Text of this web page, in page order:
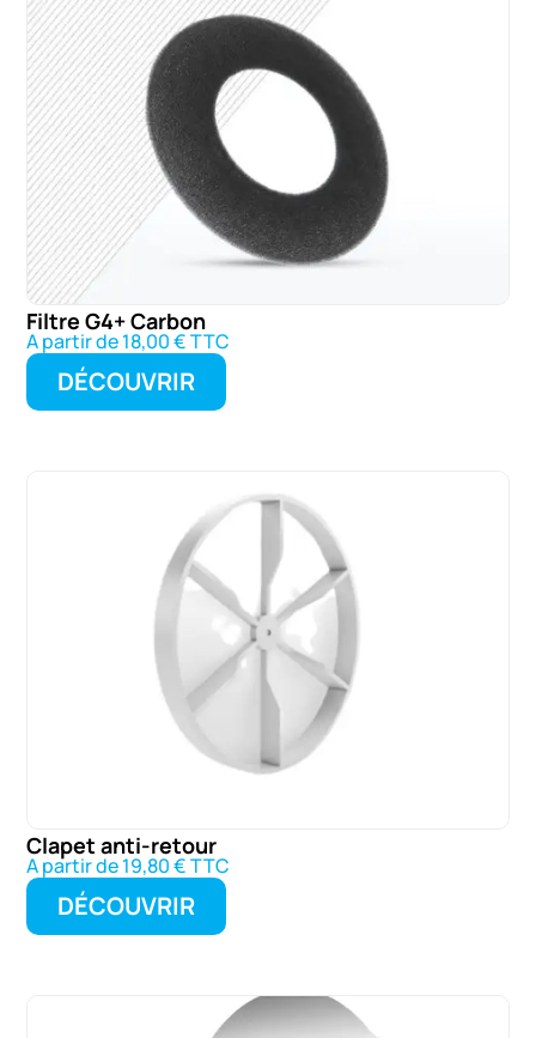
Filtre G4+ Carbon
A partir de 18,00 € TTC
DÉCOUVRIR
Clapet anti-retour
A partir de 19,80 € TTC
DÉCOUVRIR